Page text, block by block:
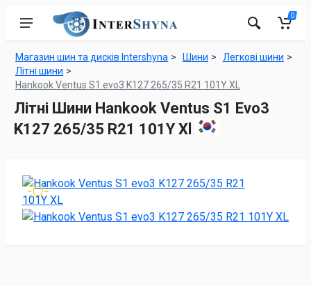
0
Магазин шин та дисків Intershyna Шини
Легкові шини
Літні шини
Hankook Ventus S1 evo3 K127 265/35 R21 101Y XL
Літні Шини Hankook Ventus S1 Evo3
K127 265/35 R21 101Y Xl